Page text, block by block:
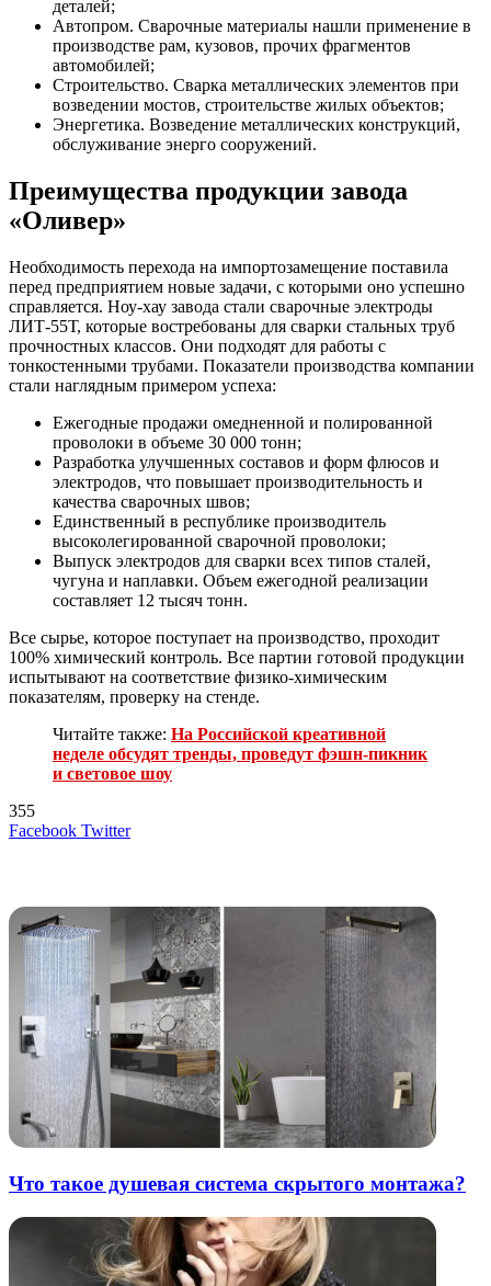
деталей;
Автопром. Сварочные материалы нашли применение в
производстве рам, кузовов, прочих фрагментов
автомобилей;
Строительство. Сварка металлических элементов при
возведении мостов, строительстве жилых объектов;
Энергетика. Возведение металлических конструкций,
обслуживание энерго сооружений.
Преимущества продукции завода
«Оливер»
Необходимость перехода на импортозамещение поставила
перед предприятием новые задачи, с которыми оно успешно
справляется. Ноу-хау завода стали сварочные электроды
ЛИТ-55Т, которые востребованы для сварки стальных труб
прочностных классов. Они подходят для работы с
тонкостенными трубами. Показатели производства компании
стали наглядным примером успеха:
Ежегодные продажи омедненной и полированной
проволоки в объеме 30 000 тонн;
Разработка улучшенных составов и форм флюсов и
электродов, что повышает производительность и
качества сварочных швов;
Единственный в республике производитель
высоколегированной сварочной проволоки;
Выпуск электродов для сварки всех типов сталей,
чугуна и наплавки. Объем ежегодной реализации
составляет 12 тысяч тонн.
Все сырье, которое поступает на производство, проходит
100% химический контроль. Все партии готовой продукции
испытывают на соответствие физико-химическим
показателям, проверку на стенде.
Читайте также: На Российской креативной
неделе обсудят тренды, проведут фэшн-пикник
и световое шоу
355
Facebook TwitterLinkedIn
Tumblr
Reddit
Вконтакте
Одноклассники
Skype
Messenger
Messenger
WhatsApp
Telegram
Viber
Line
Поделиться
Печатать
Что такое душевая система скрытого монтажа?